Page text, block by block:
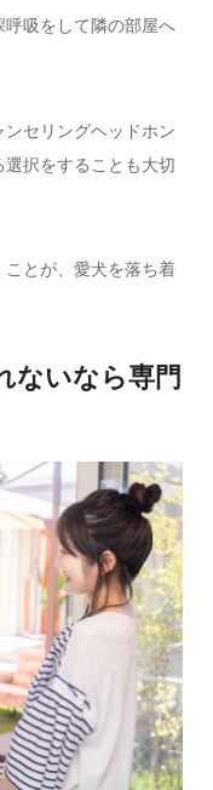
吸をして隣の部屋へ
セリングヘッドホン
択をすることも大切
とが、愛犬を落ち着
ないなら専門